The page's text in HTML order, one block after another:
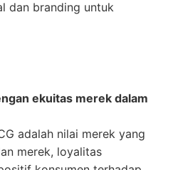
dan branding untuk
ekuitas merek dalam
adalah nilai merek yang
merek, loyalitas